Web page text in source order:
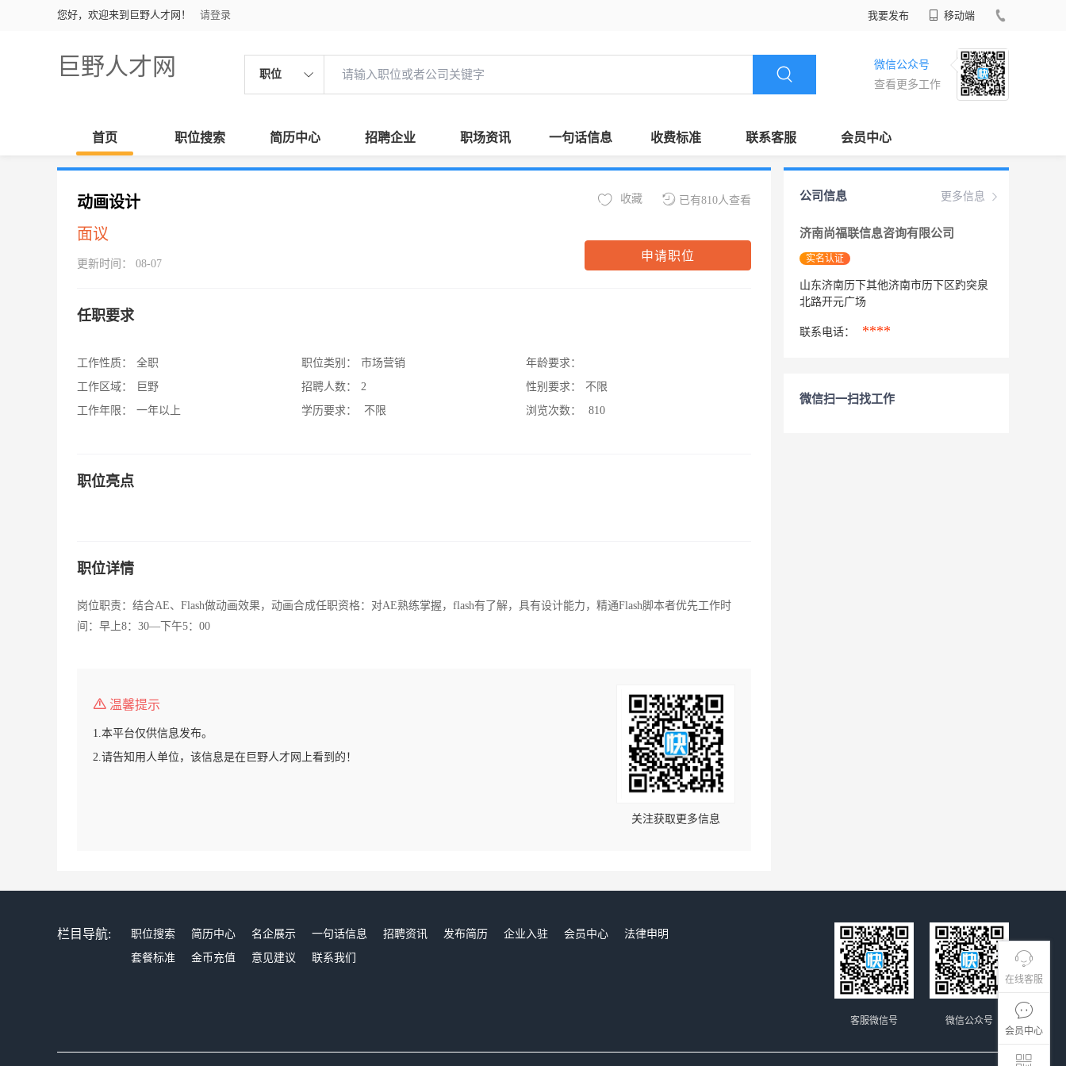
您好，欢迎来到巨野人才网！ 请登录 我要发布 移动端
巨野人才网 职位
微信公众号
查看更多工作
首页 职位搜索 简历中心 招聘企业 职场资讯 一句话信息 收费标准 联系客服 会员中心
在线客服
会员中心
动画设计
面议
更新时间： 08-07
已有810人查看
收藏
申请职位
任职要求
工作性质：
全职
工作区域：
巨野
工作年限：
一年以上
职位类别：
市场营销
招聘人数：
2
学历要求：
不限
年龄要求：
性别要求：
不限
浏览次数：
810
职位亮点
职位详情
岗位职责：结合AE、Flash做动画效果，动画合成任职资格：对AE熟练掌握，flash有了解，具有设计能力，精通Flash脚本者优先工作时
间：早上8：30—下午5：00
温馨提示
1.本平台仅供信息发布。
2.请告知用人单位，该信息是在巨野人才网上看到的！
关注获取更多信息
更多信息
公司信息
济南尚福联信息咨询有限公司
实名认证
山东济南历下其他济南市历下区趵突泉
北路开元广场
联系电话： ****
微信扫一扫找工作
栏目导航: 职位搜索 简历中心 名企展示 一句话信息 招聘资讯 发布简历 企业入驻 会员中心
法律申明
套餐标准
金币充值 意见建议 联系我们
微信公众号
客服微信号